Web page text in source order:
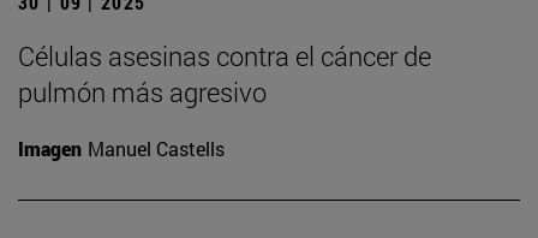
Células asesinas contra el cáncer de
pulmón más agresivo
Imagen Manuel Castells